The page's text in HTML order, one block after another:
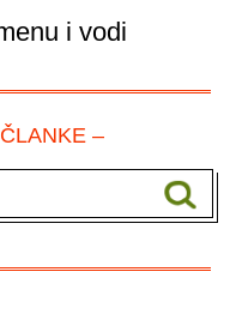
i vodi
–